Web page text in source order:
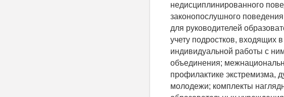
недисциплинированного
законопослушного
для руководителей
учету подростков,
индивидуальной работы с
объединения;
профилактике экстремизма,
молодежи; комплекты